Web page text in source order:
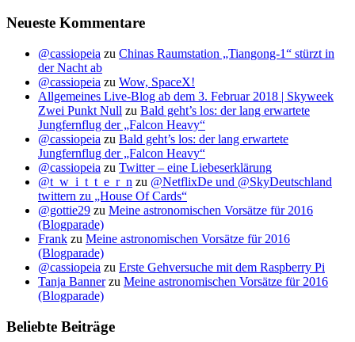
Neueste Kommentare
@cassiopeia zu Chinas Raumstation „Tiangong-1“ stürzt in
der Nacht ab
@cassiopeia zu Wow, SpaceX!
Allgemeines Live-Blog ab dem 3. Februar 2018 | Skyweek
Zwei Punkt Null zu Bald geht’s los: der lang erwartete
Jungfernflug der „Falcon Heavy“
@cassiopeia zu Bald geht’s los: der lang erwartete
Jungfernflug der „Falcon Heavy“
@cassiopeia zu Twitter – eine Liebeserklärung
@t_w_i_t_t_e_r_n zu @NetflixDe und @SkyDeutschland
twittern zu „House Of Cards“
@gottie29 zu Meine astronomischen Vorsätze für 2016
(Blogparade)
Frank zu Meine astronomischen Vorsätze für 2016
(Blogparade)
@cassiopeia zu Erste Gehversuche mit dem Raspberry Pi
Tanja Bannerzu Meine astronomischen Vorsätze für 2016
(Blogparade)
Beliebte Beiträge